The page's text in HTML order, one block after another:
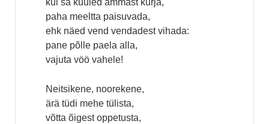
paha meeltta paisuvada,
ehk näed vend vendadest vihada:
pane põlle paela alla,
vajuta vöö vahele!
Neitsikene, noorekene,
ärä tüdi mehe tülista,
võtta õigest oppetusta,